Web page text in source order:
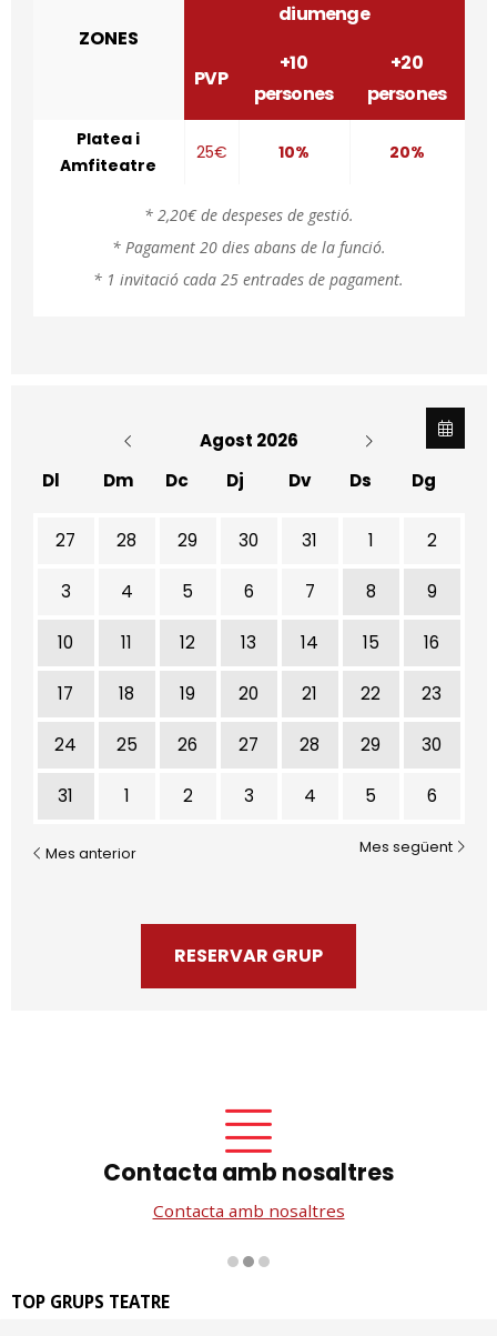
ZONES
diumenge
PVP
+10
persones
+20
persones
Platea i
Amfiteatre
25€ 10% 20%
* 2,20€ de despeses de gestió.
* Pagament 20 dies abans de la funció.
* 1 invitació cada 25 entrades de pagament.
Agost 2026
Dl
Dm Dc Dj Dv Ds Dg
No hi ha cap activitat aquest mes
27 28 29 30 31 1 2
3 4 5 6 7 8 9
10 11 12 13 14 15 16
17 18 19 20 21 22 23
24 25 26 27 28 29 30
31 1 2 3 4 5 6
Mes anterior Mes següent
RESERVAR GRUP
Contacta amb nosaltres
Contacta amb nosaltres
TOP GRUPS TEATRE